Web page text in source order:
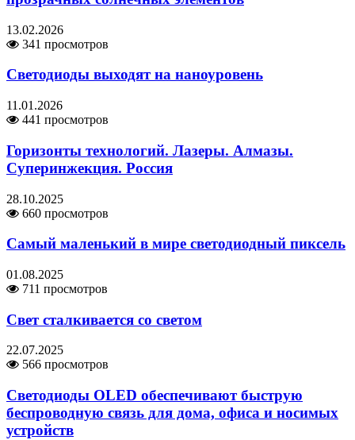
13.02.2026
341 просмотров
Светодиоды выходят на наноуровень
11.01.2026
441 просмотров
Горизонты технологий. Лазеры. Алмазы.
Суперинжекция. Россия
28.10.2025
660 просмотров
Самый маленький в мире светодиодный пиксель
01.08.2025
711 просмотров
Свет сталкивается со светом
22.07.2025
566 просмотров
Светодиоды OLED обеспечивают быструю
беспроводную связь для дома, офиса и носимых
устройств